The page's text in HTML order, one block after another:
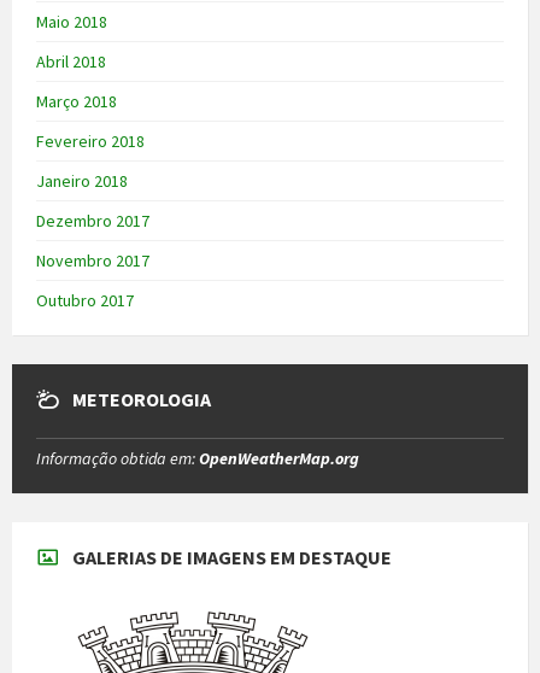
Maio 2018
Abril 2018
Março 2018
Fevereiro 2018
Janeiro 2018
Dezembro 2017
Novembro 2017
Outubro 2017
METEOROLOGIA
Informação obtida em:OpenWeatherMap.org
GALERIAS DE IMAGENS EM DESTAQUE